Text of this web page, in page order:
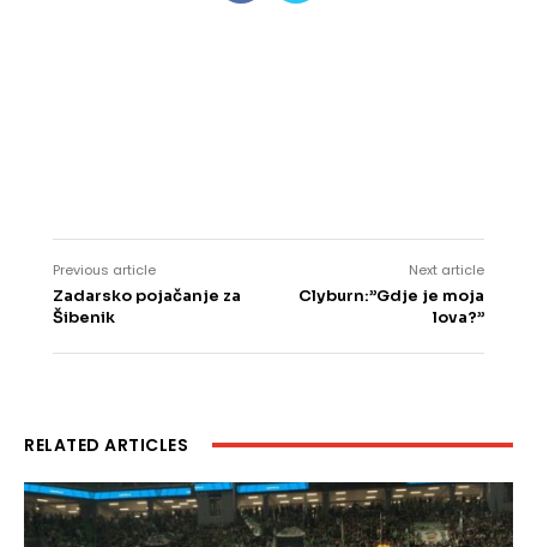
Previous article
Zadarsko pojačanje za
Šibenik
Next article
Clyburn:”Gdje je moja
lova?”
RELATED ARTICLES